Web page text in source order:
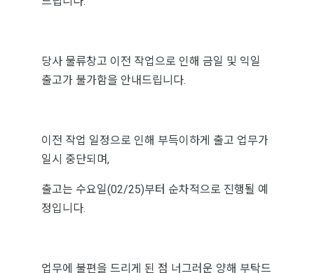
당사 물류창고 이전 작업으로 인해 금일 및 익일
출고가 불가함을 안내드립니다.
이전 작업 일정으로 인해 부득이하게 출고 업무가
일시 중단되며,
출고는 수요일(02/25)부터 순차적으로 진행될 예
정입니다.
업무에 불편을 드리게 된 점 너그러운 양해 부탁드